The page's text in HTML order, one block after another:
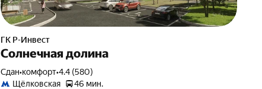
ГК Р-Инвест
Солнечная долина
Сдан•комфорт•4.4 (580)
Щёлковская
46 мин.